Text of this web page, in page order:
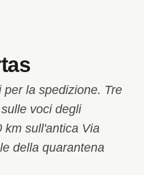
la spedizione. Tre
voci degli
km sull'antica Via
della quarantena